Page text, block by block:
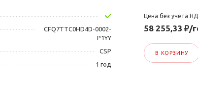
CFQ7TTC0HD4D-0002-
P1YY
CSP
1 год
Цена без учета
58 255,33 ₽/
В КОРЗИНУ